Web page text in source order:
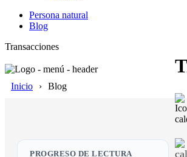
Persona natural
Blog
Transacciones
Inicio Blog
PROGRESO DE LECTURA